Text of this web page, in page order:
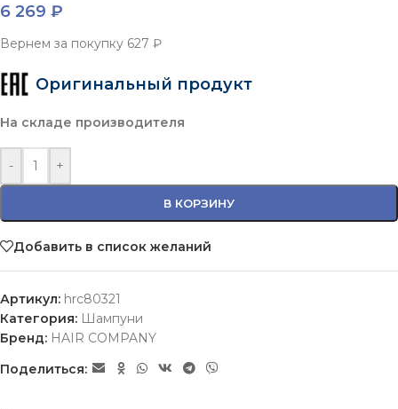
6 269 ₽
Вернем за покупку 627 ₽
Оригинальный продукт
На складе производителя
- +
В КОРЗИНУ
Добавить в список желаний
Артикул: hrc80321
Категория: Шампуни
Бренд: HAIR COMPANY
Поделиться: